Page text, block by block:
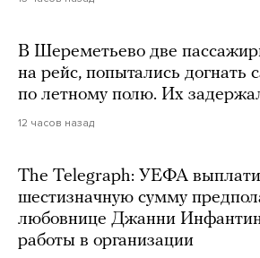
В Шереметьево две
на рейс, попытались догнать
по летному полю. Их
12 часов назад
The Telegraph: УЕФА
шестизначную сумму
любовнице Джанни
работы в организации